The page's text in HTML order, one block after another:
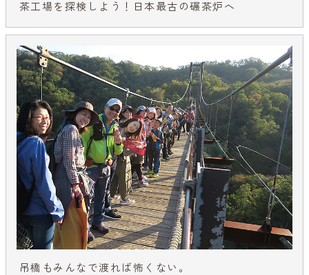
茶工場を探検しよう！日本最古の碾茶炉へ
吊橋もみんなで渡れば怖くない。